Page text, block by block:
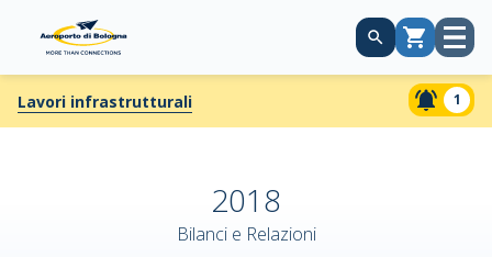
CarrelloApri
Lavori infrastrutturali 1
2018
Bilanci e Relazioni